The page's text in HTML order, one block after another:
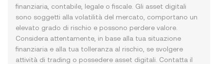
finanziaria, contabile, legale o fiscale. Gli asset digitali
sono soggetti alla volatilità del mercato, comportano un
elevato grado di rischio e possono perdere valore.
Considera attentamente, in base alla tua situazione
finanziaria e alla tua tolleranza al rischio, se svolgere
attività di trading o possedere asset digitali. Contatta il